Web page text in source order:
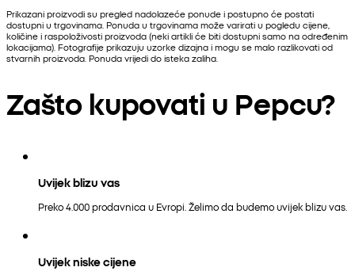
Prikazani proizvodi su pregled nadolazeće ponude i postupno će postati
dostupni u trgovinama. Ponuda u trgovinama može varirati u pogledu cijene,
količine i raspoloživosti proizvoda (neki artikli će biti dostupni samo na određenim
lokacijama). Fotografije prikazuju uzorke dizajna i mogu se malo razlikovati od
stvarnih proizvoda. Ponuda vrijedi do isteka zaliha.
Zašto kupovati u Pepcu?
Uvijek blizu vas
Preko 4.000 prodavnica u Evropi. Želimo da budemo uvijek blizu vas.
Uvijek niske cijene